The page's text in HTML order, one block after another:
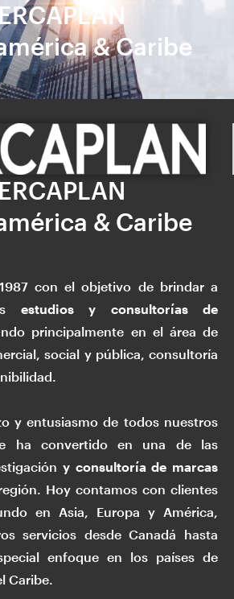
& Caribe
& Caribe
con el objetivo de brindar a
estudios y consultorías de
principalmente en el área de
social y pública, consultoría
y entusiasmo de todos nuestros
ha convertido en una de las
y consultoría de marcas
Hoy contamos con clientes
en Asia, Europa y América,
servicios desde Canadá hasta
enfoque en los países de
Caribe.